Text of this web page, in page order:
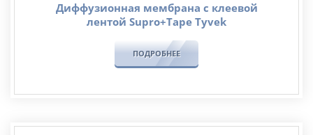
Диффузионная мембрана с клеевой
лентой Supro+Tape Tyvek
ПОДРОБНЕЕ